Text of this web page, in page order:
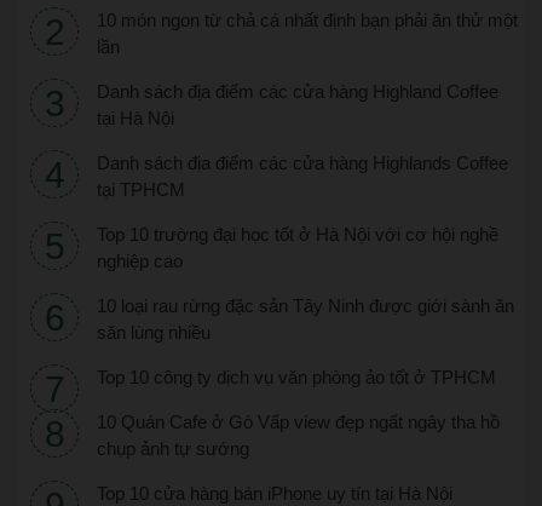
10 món ngon từ chả cá nhất định bạn phải ăn thử một
lần
Danh sách địa điểm các cửa hàng Highland Coffee
tại Hà Nội
Danh sách địa điểm các cửa hàng Highlands Coffee
tại TPHCM
Top 10 trường đại học tốt ở Hà Nội với cơ hội nghề
nghiệp cao
10 loại rau rừng đặc sản Tây Ninh được giới sành ăn
săn lùng nhiều
Top 10 công ty dịch vụ văn phòng ảo tốt ở TPHCM
10 Quán Cafe ở Gò Vấp view đẹp ngất ngây tha hồ
chụp ảnh tự sướng
Top 10 cửa hàng bán iPhone uy tín tại Hà Nội